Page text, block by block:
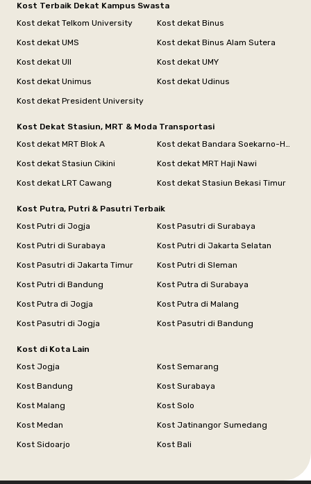
Kost Terbaik Dekat Kampus Swasta
Kost dekat Telkom University
Kost dekat Binus
Kost dekat UMS
Kost dekat Binus Alam Sutera
Kost dekat UII
Kost dekat UMY
Kost dekat Unimus
Kost dekat Udinus
Kost dekat President University
Kost Dekat Stasiun, MRT & Moda Transportasi
Kost dekat MRT Blok A
Kost dekat Bandara Soekarno-Hatta
Kost dekat Stasiun Cikini
Kost dekat MRT Haji Nawi
Kost dekat LRT Cawang
Kost dekat Stasiun Bekasi Timur
Kost Putra, Putri & Pasutri Terbaik
Kost Putri di Jogja
Kost Pasutri di Surabaya
Kost Putri di Surabaya
Kost Putri di Jakarta Selatan
Kost Pasutri di Jakarta Timur
Kost Putri di Sleman
Kost Putri di Bandung
Kost Putra di Surabaya
Kost Putra di Jogja
Kost Putra di Malang
Kost Pasutri di Jogja
Kost Pasutri di Bandung
Kost di Kota Lain
Kost Jogja
Kost Semarang
Kost Bandung
Kost Surabaya
Kost Malang
Kost Solo
Kost Medan
Kost Jatinangor Sumedang
Kost Sidoarjo
Kost Bali